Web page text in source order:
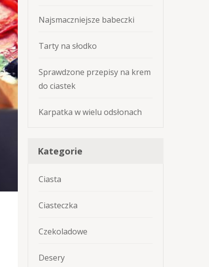
Najsmaczniejsze babeczki
Tarty na słodko
Sprawdzone przepisy na krem
do ciastek
Karpatka w wielu odsłonach
Kategorie
Ciasta
Ciasteczka
Czekoladowe
Desery